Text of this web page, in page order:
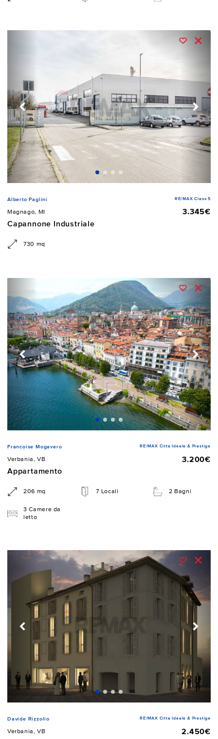
Alberto Paglini RE/MAX Class 5
Magnago, MI
3.345€
Capannone Industriale
730 mq
Francoise Mogavero RE/MAX Città Ideale & Prestige
Verbania, VB
3.200€
Appartamento
206 mq 7 Locali 2 Bagni
3 Camere da
letto
Davide Rizzolio RE/MAX Città Ideale & Prestige
Verbania, VB 2.450€